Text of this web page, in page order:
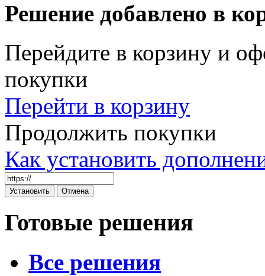
Решение добавлено в
Перейдите в корзину и
покупки
Перейти в корзину
Продолжить покупки
Как установить
Готовые решения
Все решения